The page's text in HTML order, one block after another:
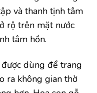
và thanh tịnh tâm
rộ trên mặt nước
tâm hồn.
dùng để trang
ra không gian thờ